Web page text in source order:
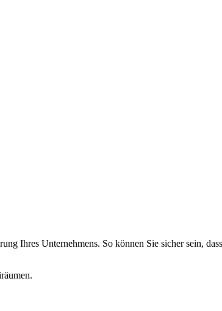
Ihres Unternehmens. So können Sie sicher sein,